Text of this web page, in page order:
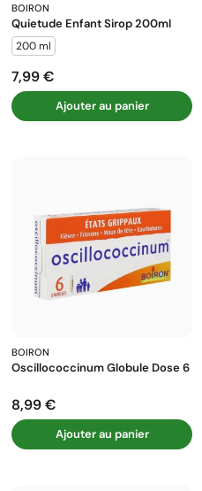
BOIRON
Quietude Enfant Sirop 200ml
200 ml
Prix
7,99 €
Ajouter au panier
BOIRON
Oscillococcinum Globule Dose 6
Prix
8,99 €
Ajouter au panier